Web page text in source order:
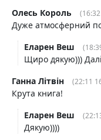
Oлесь Король
Дуже атмосферний
Еларен Веш
Щиро дякую)))
Ганна Літвін
(22:11
Крута книга!
Еларен Веш
Дякую))))